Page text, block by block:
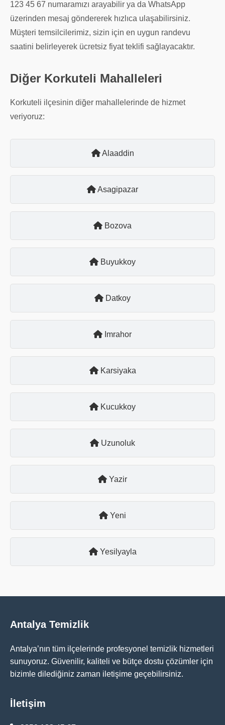
123 45 67 numaramızı arayabilir ya da WhatsApp
üzerinden mesaj göndererek hızlıca ulaşabilirsiniz.
Müşteri temsilcilerimiz, sizin için en uygun randevu
saatini belirleyerek ücretsiz fiyat teklifi sağlayacaktır.
Diğer Korkuteli Mahalleleri
Korkuteli ilçesinin diğer mahallelerinde de hizmet
veriyoruz:
Alaaddin
Asagipazar
Bozova
Buyukkoy
Datkoy
Imrahor
Karsiyaka
Kucukkoy
Uzunoluk
Yazir
Yeni
Yesilyayla
Antalya Temizlik
Antalya’nın tüm ilçelerinde profesyonel temizlik hizmetleri
sunuyoruz. Güvenilir, kaliteli ve bütçe dostu çözümler için
bizimle dilediğiniz zaman iletişime geçebilirsiniz.
İletişim